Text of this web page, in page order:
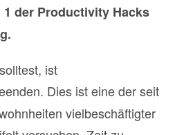
1 der Productivity Hacks
ist
Dies ist eine der seit
vielbeschäftigter